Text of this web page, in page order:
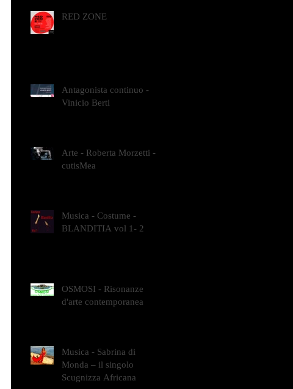
RED ZONE
Antagonista continuo -
Vinicio Berti
Arte - Roberta Morzetti -
cutisMea
Musica - Costume -
BLANDITIA vol 1- 2
OSMOSI - Risonanze
d'arte contemporanea
Musica - Sabrina di
Monda – il singolo
Scugnizza Africana